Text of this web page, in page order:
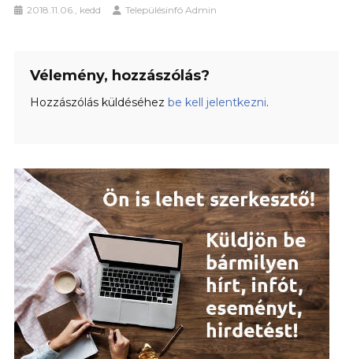
2018.11.06., kedd Településinfó Admin
Vélemény, hozzászólás?
Hozzászólás küldéséhez be kell jelentkezni.